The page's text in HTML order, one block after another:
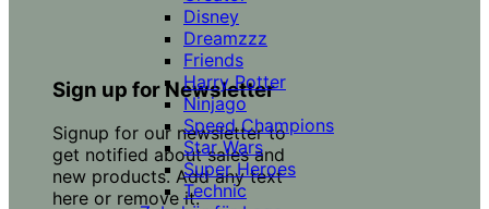
Sign up for Newsletter
Signup for our newsletter to
get notified about sales and
new products. Add any text
here or remove it.
Disney
Dreamzzz
Friends
Harry Potter
Ninjago
Speed Champions
Star Wars
Super Heroes
Technic